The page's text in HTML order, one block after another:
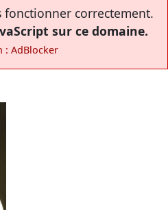
fonctionner correctement.
sur ce domaine.
: AdBlocker